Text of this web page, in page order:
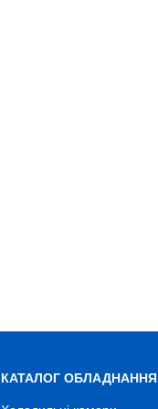
КАТАЛОГ ОБЛАДНАННЯ